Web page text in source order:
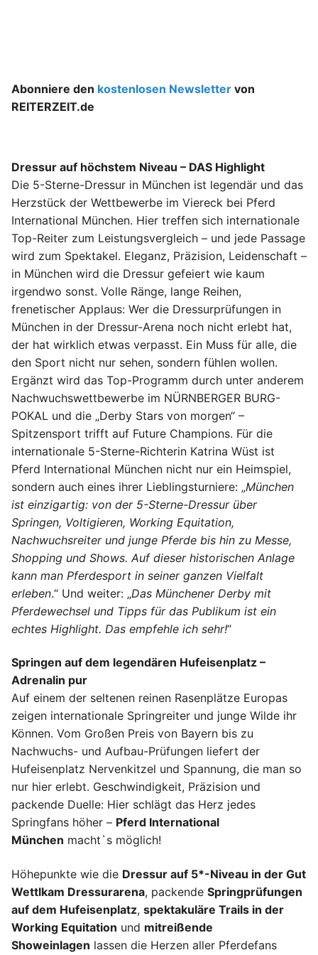
Abonniere den kostenlosen Newsletter von
REITERZEIT.de
Dressur auf höchstem Niveau – DAS Highlight
Die 5-Sterne-Dressur in München ist legendär und das
Herzstück der Wettbewerbe im Viereck bei Pferd
International München. Hier treffen sich internationale
Top-Reiter zum Leistungsvergleich – und jede Passage
wird zum Spektakel. Eleganz, Präzision, Leidenschaft –
in München wird die Dressur gefeiert wie kaum
irgendwo sonst. Volle Ränge, lange Reihen,
frenetischer Applaus: Wer die Dressurprüfungen in
München in der Dressur-Arena noch nicht erlebt hat,
der hat wirklich etwas verpasst. Ein Muss für alle, die
den Sport nicht nur sehen, sondern fühlen wollen.
Ergänzt wird das Top-Programm durch unter anderem
Nachwuchswettbewerbe im NÜRNBERGER BURG-
POKAL und die „Derby Stars von morgen“ –
Spitzensport trifft auf Future Champions. Für die
internationale 5-Sterne-Richterin Katrina Wüst ist
Pferd International München nicht nur ein Heimspiel,
sondern auch eines ihrer Lieblingsturniere: „München
ist einzigartig: von der 5-Sterne-Dressur über
Springen, Voltigieren, Working Equitation,
Nachwuchsreiter und junge Pferde bis hin zu Messe,
Shopping und Shows. Auf dieser historischen Anlage
kann man Pferdesport in seiner ganzen Vielfalt
erleben.“ Und weiter: „Das Münchener Derby mit
Pferdewechsel und Tipps für das Publikum ist ein
echtes Highlight. Das empfehle ich sehr!“
Springen auf dem legendären Hufeisenplatz –
Adrenalin pur
Auf einem der seltenen reinen Rasenplätze Europas
zeigen internationale Springreiter und junge Wilde ihr
Können. Vom Großen Preis von Bayern bis zu
Nachwuchs- und Aufbau-Prüfungen liefert der
Hufeisenplatz Nervenkitzel und Spannung, die man so
nur hier erlebt. Geschwindigkeit, Präzision und
packende Duelle: Hier schlägt das Herz jedes
Springfans höher – Pferd International
München macht`s möglich!
Höhepunkte wie die Dressur auf 5*-Niveau in der Gut
Wettlkam Dressurarena, packende Springprüfungen
auf dem Hufeisenplatz, spektakuläre Trails in der
Working Equitation und mitreißende
Showeinlagen lassen die Herzen aller Pferdefans